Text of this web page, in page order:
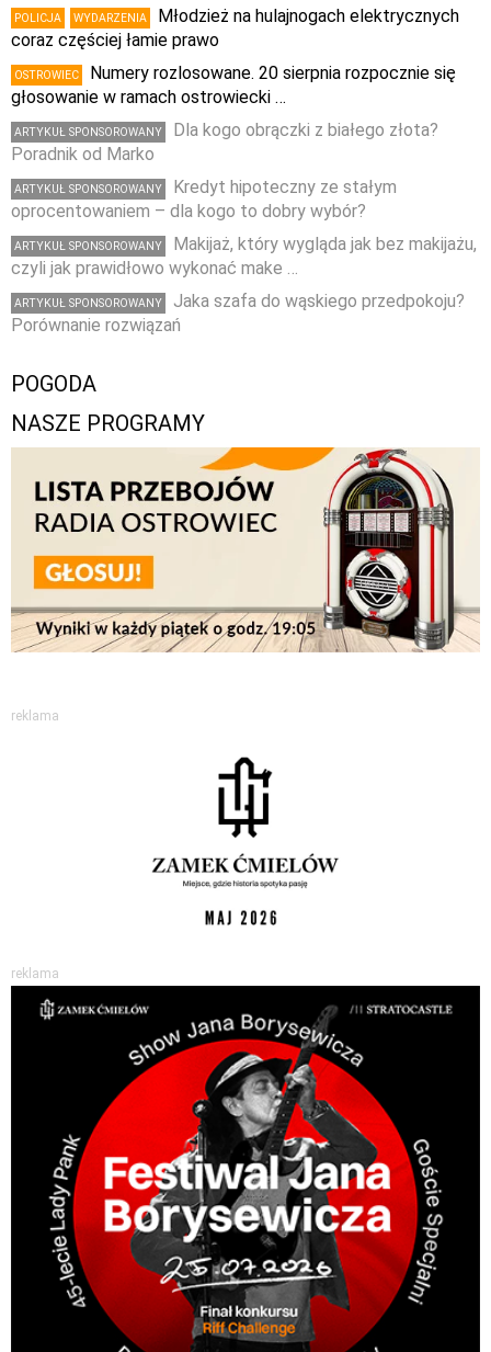
POLICJA WYDARZENIA
Młodzież na hulajnogach elektrycznych
coraz częściej łamie prawo
OSTROWIEC
Numery rozlosowane. 20 sierpnia rozpocznie się
głosowanie w ramach ostrowiecki …
ARTYKUŁ SPONSOROWANY
Dla kogo obrączki z białego złota?
Poradnik od Marko
ARTYKUŁ SPONSOROWANY
Kredyt hipoteczny ze stałym
oprocentowaniem – dla kogo to dobry wybór?
ARTYKUŁ SPONSOROWANY
Makijaż, który wygląda jak bez makijażu,
czyli jak prawidłowo wykonać make …
ARTYKUŁ SPONSOROWANY
Jaka szafa do wąskiego przedpokoju?
Porównanie rozwiązań
POGODA
NASZE PROGRAMY
reklama
reklama